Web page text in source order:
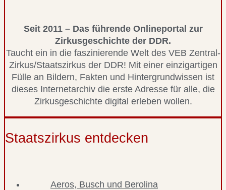
Seit 2011 – Das führende Onlineportal zur
Zirkusgeschichte der DDR.
Taucht ein in die faszinierende Welt des VEB Zentral-
Zirkus/Staatszirkus der DDR! Mit einer einzigartigen
Fülle an Bildern, Fakten und Hintergrundwissen ist
dieses Internetarchiv die erste Adresse für alle, die
Zirkusgeschichte digital erleben wollen.
Staatszirkus entdecken
Aeros, Busch und Berolina